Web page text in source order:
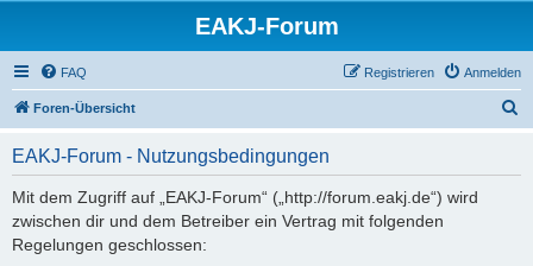
EAKJ-Forum
FAQ Anmelden
Registrieren
Foren-Übersicht
EAKJ-Forum - Nutzungsbedingungen
Mit dem Zugriff auf „EAKJ-Forum“ („http://forum.eakj.de“) wird
zwischen dir und dem Betreiber ein Vertrag mit folgenden
Regelungen geschlossen: